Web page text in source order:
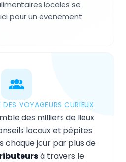
locales se
pour un evenement
VOYAGEURS CURIEUX
des milliers de lieux
locaux et pépites
chaque jour par plus de
à travers le